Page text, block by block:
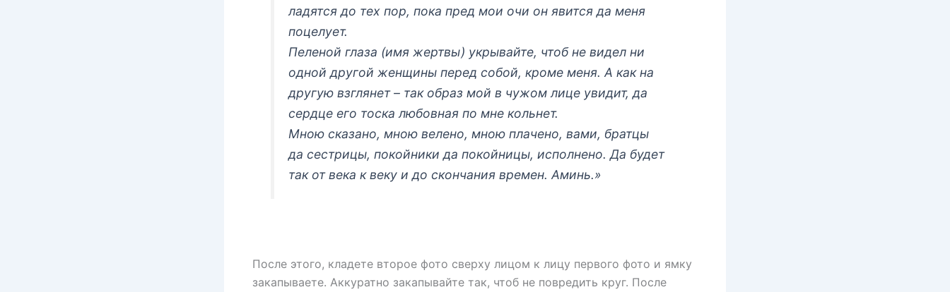
ладятся до тех пор, пока пред мои очи он явится да меня
поцелует.
Пеленой глаза (имя жертвы) укрывайте, чтоб не видел ни
одной другой женщины перед собой, кроме меня. А как на
другую взглянет – так образ мой в чужом лице увидит, да
сердце его тоска любовная по мне кольнет.
Мною сказано, мною велено, мною плачено, вами, братцы
да сестрицы, покойники да покойницы, исполнено. Да будет
так от века к веку и до скончания времен. Аминь.»
После этого, кладете второе фото сверху лицом к лицу первого фото и ямку
закапываете. Аккуратно закапывайте так, чтоб не повредить круг. После